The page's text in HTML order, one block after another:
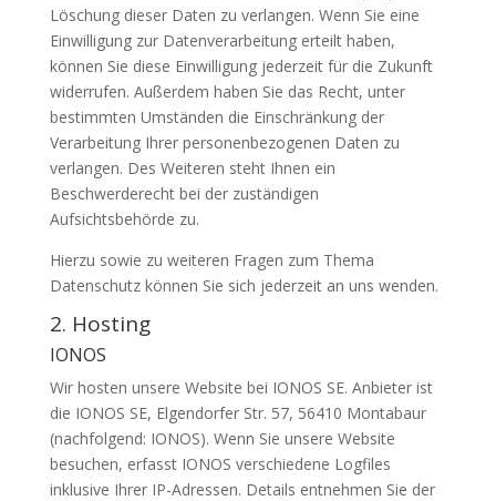
Löschung dieser Daten zu verlangen. Wenn Sie eine
Einwilligung zur Datenverarbeitung erteilt haben,
können Sie diese Einwilligung jederzeit für die Zukunft
widerrufen. Außerdem haben Sie das Recht, unter
bestimmten Umständen die Einschränkung der
Verarbeitung Ihrer personenbezogenen Daten zu
verlangen. Des Weiteren steht Ihnen ein
Beschwerderecht bei der zuständigen
Aufsichtsbehörde zu.
Hierzu sowie zu weiteren Fragen zum Thema
Datenschutz können Sie sich jederzeit an uns wenden.
2. Hosting
IONOS
Wir hosten unsere Website bei IONOS SE. Anbieter ist
die IONOS SE, Elgendorfer Str. 57, 56410 Montabaur
(nachfolgend: IONOS). Wenn Sie unsere Website
besuchen, erfasst IONOS verschiedene Logfiles
inklusive Ihrer IP-Adressen. Details entnehmen Sie der